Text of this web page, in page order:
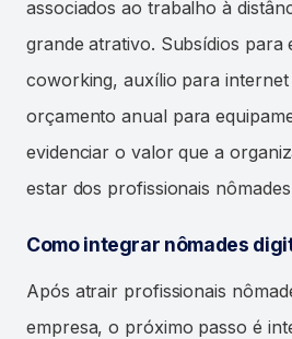
associados ao trabalho à
grande atrativo. Subsídios para
coworking, auxílio para
orçamento anual para
evidenciar o valor que a
estar dos profissionais nômades
Como integrar nômades
Após atrair profissionais
empresa, o próximo passo é